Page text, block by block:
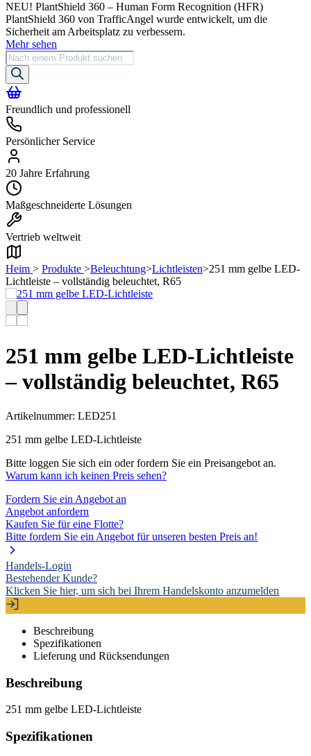
NEU! PlantShield 360 – Human Form Recognition (HFR)
PlantShield 360 von TrafficAngel wurde entwickelt, um die
Sicherheit am Arbeitsplatz zu verbessern.
Mehr sehen
Produktsuche
Freundlich und professionell
Persönlicher Service
20 Jahre Erfahrung
Maßgeschneiderte Lösungen
Vertrieb weltweit
Heim > Produkte >Beleuchtung>Lichtleisten>251 mm gelbe LED-
Lichtleiste – vollständig beleuchtet, R65
251 mm gelbe LED-Lichtleiste
– vollständig beleuchtet, R65
Artikelnummer: LED251
251 mm gelbe LED-Lichtleiste
Bitte loggen Sie sich ein oder fordern Sie ein Preisangebot an.
Warum kann ich keinen Preis sehen?
Fordern Sie ein Angebot an
Angebot anfordern
Kaufen Sie für eine Flotte?
Bitte fordern Sie ein Angebot für unseren besten Preis an!
Handels-Login
Bestehender Kunde?
Klicken Sie hier, um sich bei Ihrem Handelskonto anzumelden
Beschreibung
Spezifikationen
Lieferung und Rücksendungen
Beschreibung
251 mm gelbe LED-Lichtleiste
Spezifikationen